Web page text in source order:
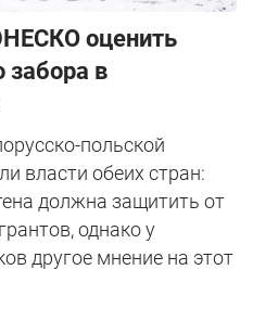
оценить
забора в
польской
власти обеих стран:
должна защитить от
однако у
другое мнение на этот